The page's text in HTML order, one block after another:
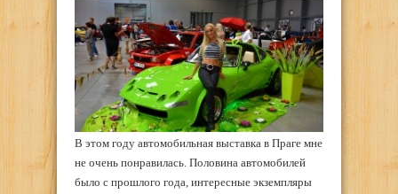
В этом году автомобильная выставка в Праге мне
не очень понравилась. Половина автомобилей
было с прошлого года, интересные экземпляры